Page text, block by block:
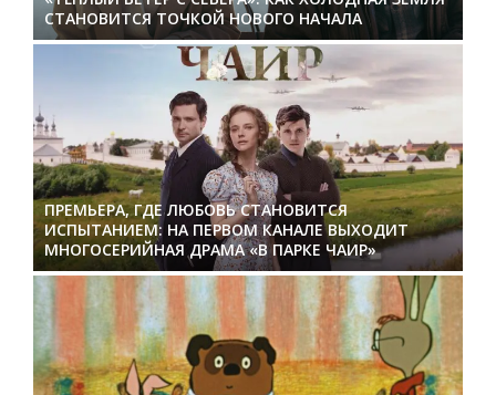
СТАНОВИТСЯ ТОЧКОЙ НОВОГО НАЧАЛА
ПРЕМЬЕРА, ГДЕ ЛЮБОВЬ СТАНОВИТСЯ
ИСПЫТАНИЕМ: НА ПЕРВОМ КАНАЛЕ ВЫХОДИТ
МНОГОСЕРИЙНАЯ ДРАМА «В ПАРКЕ ЧАИР»